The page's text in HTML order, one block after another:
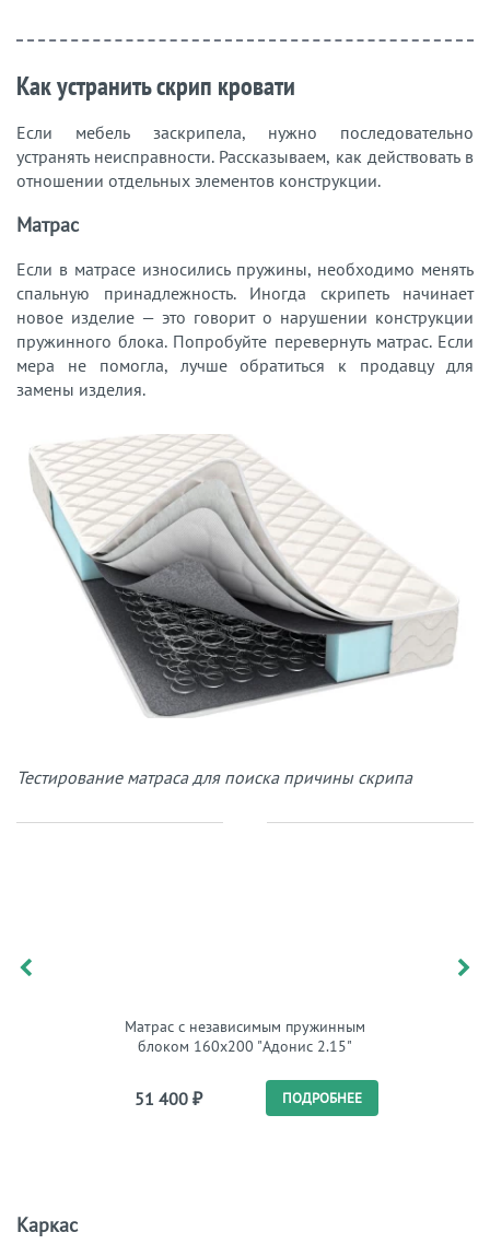
Как устранить скрип кровати
Если мебель заскрипела, нужно последовательно
устранять неисправности. Рассказываем, как действовать в
отношении отдельных элементов конструкции.
Матрас
Если в матрасе износились пружины, необходимо менять
спальную принадлежность. Иногда скрипеть начинает
новое изделие — это говорит о нарушении конструкции
пружинного блока. Попробуйте перевернуть матрас. Если
мера не помогла, лучше обратиться к продавцу для
замены изделия.
Тестирование матраса для поиска причины скрипа
Матрас с независимым пружинным
блоком 160x200 "Адонис 2.15"
51 400 ₽ ПОДРОБНЕЕ
Каркас